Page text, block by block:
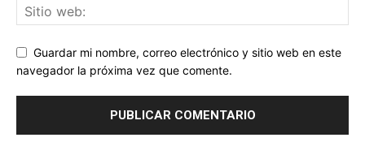
Guardar mi nombre, correo electrónico y sitio web en este
navegador la próxima vez que comente.